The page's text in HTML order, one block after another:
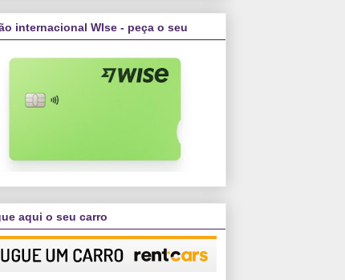
internacional WIse - peça o seu
aqui o seu carro